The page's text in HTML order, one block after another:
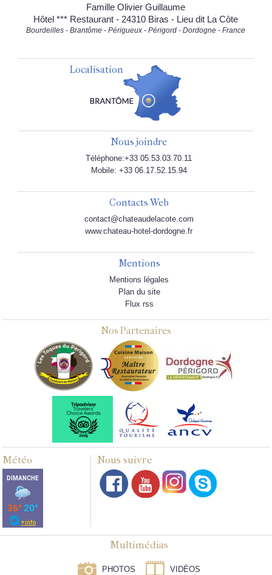
Famille Olivier Guillaume
Hôtel *** Restaurant - 24310 Biras - Lieu dit La Côte
Bourdeilles - Brantôme - Périgueux - Périgord - Dordogne - France
Localisation
Nous joindre
Téléphone:+33 05.53.03.70.11
Mobile: +33 06.17.52.15.94
Contacts Web
contact@chateaudelacote.com
www.chateau-hotel-dordogne.fr
Mentions
Mentions légales
Plan du site
Flux rss
Nos Partenaires
Météo Nous suivre
Multimédias
PHOTOS VIDÉOS